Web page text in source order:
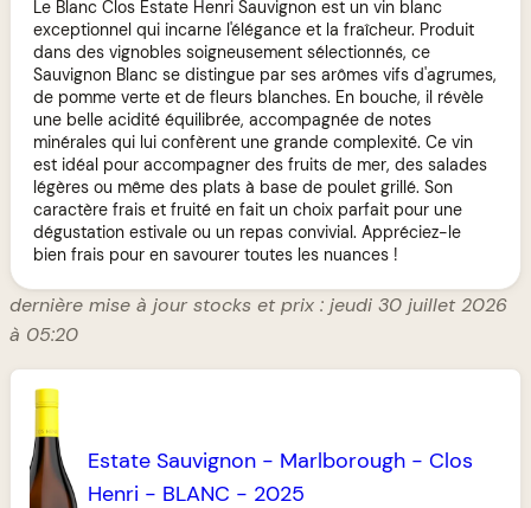
Le Blanc Clos Estate Henri Sauvignon est un vin blanc
exceptionnel qui incarne l'élégance et la fraîcheur. Produit
dans des vignobles soigneusement sélectionnés, ce
Sauvignon Blanc se distingue par ses arômes vifs d'agrumes,
de pomme verte et de fleurs blanches. En bouche, il révèle
une belle acidité équilibrée, accompagnée de notes
minérales qui lui confèrent une grande complexité. Ce vin
est idéal pour accompagner des fruits de mer, des salades
légères ou même des plats à base de poulet grillé. Son
caractère frais et fruité en fait un choix parfait pour une
dégustation estivale ou un repas convivial. Appréciez-le
bien frais pour en savourer toutes les nuances !
dernière mise à jour stocks et prix : jeudi 30 juillet 2026
à 05:20
Estate Sauvignon - Marlborough - Clos
Henri - BLANC - 2025